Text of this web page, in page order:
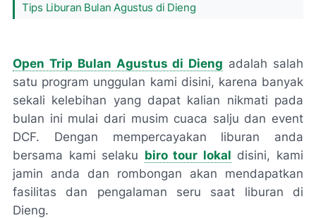
Tips Liburan Bulan Agustus di Dieng
Open Trip Bulan Agustus di Dieng adalah salah
satu program unggulan kami disini, karena banyak
sekali kelebihan yang dapat kalian nikmati pada
bulan ini mulai dari musim cuaca salju dan event
DCF. Dengan mempercayakan liburan anda
bersama kami selaku biro tour lokal disini, kami
jamin anda dan rombongan akan mendapatkan
fasilitas dan pengalaman seru saat liburan di
Dieng.